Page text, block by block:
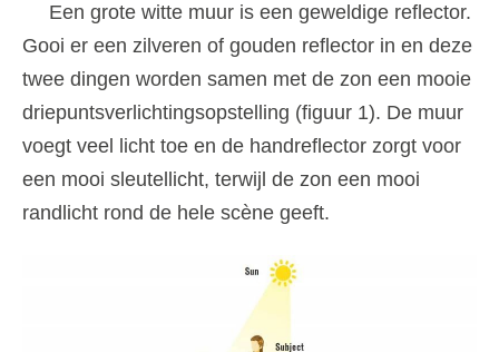
Een grote witte muur is een geweldige reflector.
Gooi er een zilveren of gouden reflector in en deze
twee dingen worden samen met de zon een mooie
driepuntsverlichtingsopstelling (figuur 1). De muur
voegt veel licht toe en de handreflector zorgt voor
een mooi sleutellicht, terwijl de zon een mooi
randlicht rond de hele scène geeft.